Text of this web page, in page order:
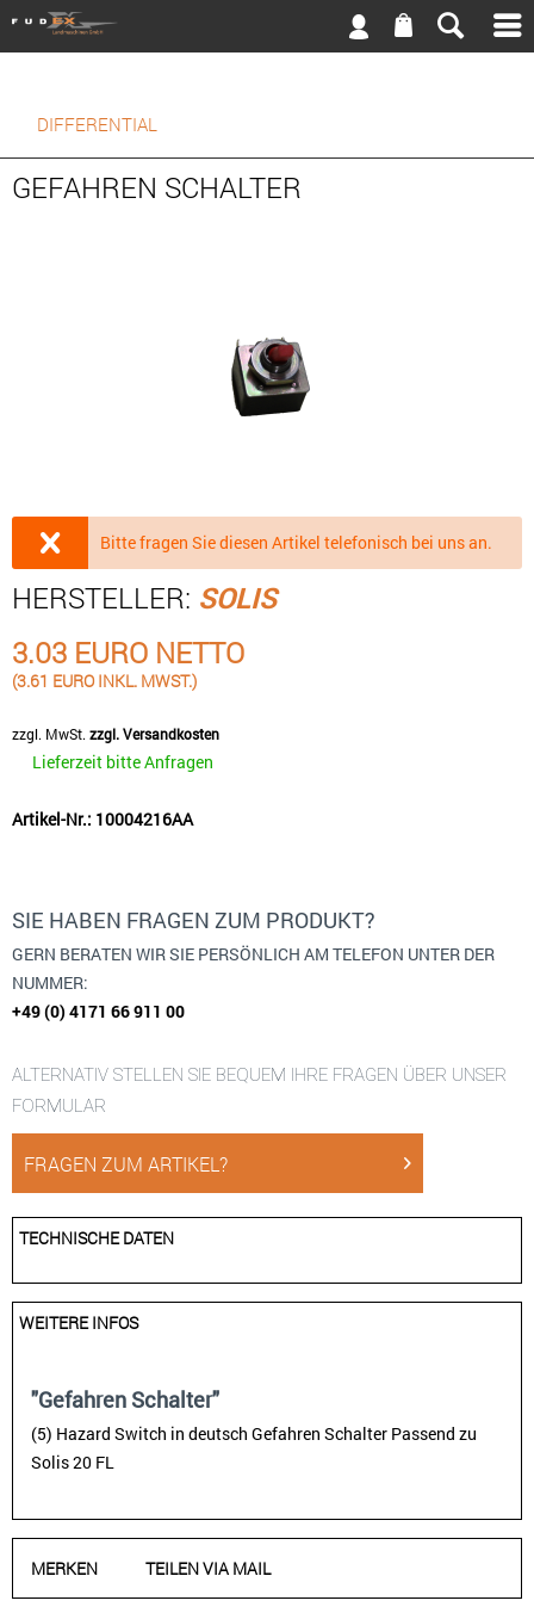
DIFFERENTIAL
GEFAHREN SCHALTER
Bitte fragen Sie diesen Artikel telefonisch bei uns an.
HERSTELLER: SOLIS
3.03 EURO NETTO
(3.61 EURO INKL. MWST.)
zzgl. MwSt. zzgl. Versandkosten
Lieferzeit bitte Anfragen
Artikel-Nr.: 10004216AA
SIE HABEN FRAGEN ZUM PRODUKT?
GERN BERATEN WIR SIE PERSÖNLICH AM TELEFON UNTER DER
NUMMER:
+49 (0) 4171 66 911 00
ALTERNATIV STELLEN SIE BEQUEM IHRE FRAGEN ÜBER UNSER
FORMULAR
FRAGEN ZUM ARTIKEL?
TECHNISCHE DATEN
WEITERE INFOS
"Gefahren Schalter"
(5) Hazard Switch in deutsch Gefahren Schalter Passend zu
Solis 20 FL
MERKEN TEILEN VIA MAIL